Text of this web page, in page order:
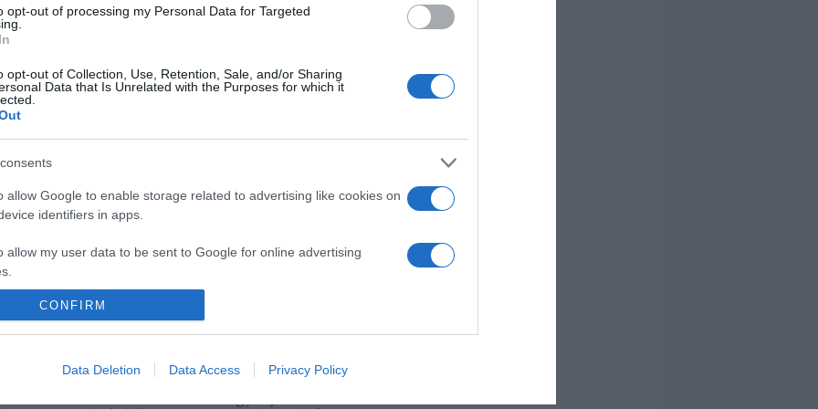
opt-out of processing my Personal Data for Targeted
opt-out of Collection, Use, Retention, Sale, and/or Sharing
Data that Is Unrelated with the Purposes for which it
allow Google to enable storage related to advertising like cookies on
identifiers in apps.
allow my user data to be sent to Google for online advertising
allow Google to send me personalized advertising.
identifiers in apps.
CONFIRM
Data Deletion Data Access Privacy Policy
arra törekedtek, hogy békességben zárják le
viszonyban maradtak, és továbbra is családként
,
Következő bejegyzés
2026-08-09.